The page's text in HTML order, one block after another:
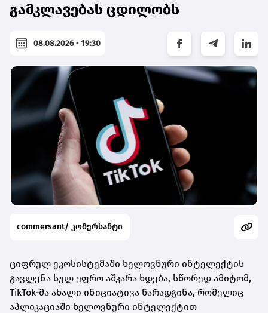
გამკლავებას ცდილობს
08.08.2026 • 19:30
commersant/ კომერსანტი
ციფრულ ეკოსისტემაში ხელოვნური ინტელექტის
გავლენა სულ უფრო აშკარა ხდება, სწორედ ამიტომ,
TikTok-მა ახალი ინიციატივა წარადგინა, რომელიც
აპლიკაციაში ხელოვნური ინტელექტით